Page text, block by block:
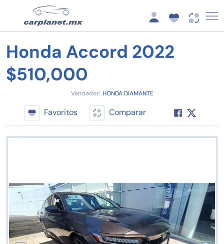
Honda Accord 2022
$510,000
Vendedor: HONDA DIAMANTE
Favoritos Comparar